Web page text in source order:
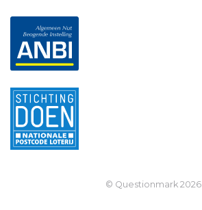
© Questionmark 2026